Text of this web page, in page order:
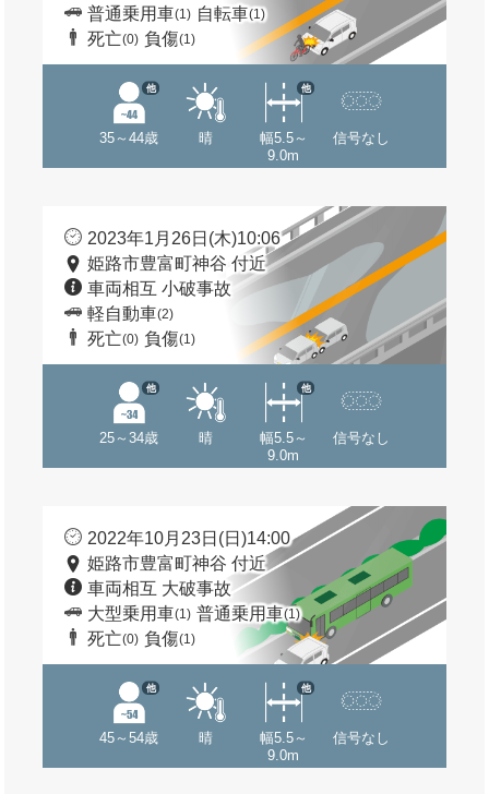
普通乗用車(1) 自転車(1)
死亡(0) 負傷(1)
35～44歳
他
晴
幅5.5～
9.0m
他
信号なし
2023年1月26日(木)10:06
姫路市豊富町神谷 付近
車両相互 小破事故
軽自動車(2)
死亡(0) 負傷(1)
25～34歳
他
晴
幅5.5～
9.0m
他
信号なし
2022年10月23日(日)14:00
姫路市豊富町神谷 付近
車両相互 大破事故
大型乗用車(1) 普通乗用車(1)
死亡(0) 負傷(1)
45～54歳
他
晴
幅5.5～
9.0m
他
信号なし